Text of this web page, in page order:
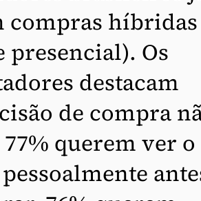
compras híbridas
presencial). Os
destacam
de compra
querem ver o